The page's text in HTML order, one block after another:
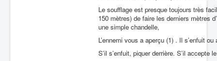
Le soufflage est presque toujours très
150 mètres) de faire les derniers mètres
une simple chandelle,
L’ennemi vous a aperçu (1) . Il s’enfuit
S’il s’enfuit, piquer derrière. S’il